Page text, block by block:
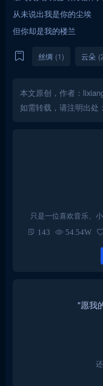
从未说出我是你的尘埃
但你却是我的楼兰
丝绸 (1) 云朵
本文原创，作者：
如需转载，请注明出处
只是一位喜欢音乐、
心入了wordpress的坑
143 54.54W
"愿我